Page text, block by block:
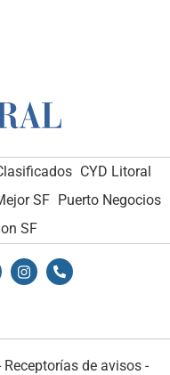
CYD Litoral
SF Puerto Negocios
SF
Receptorías de avisos -